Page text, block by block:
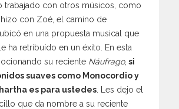
trabajado con otros músicos, como
con Zoé, el camino de
en una propuesta musical que
ha retribuído en un éxito. En esta
su reciente Náufrago, si
suaves como Monocordio y
es para ustedes . Les dejo el
que da nombre a su reciente